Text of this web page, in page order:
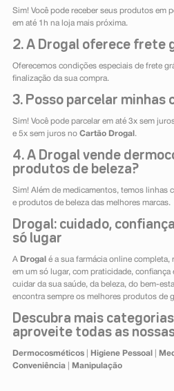
Sim! Você pode receber seus produtos em
em até 1h na loja mais próxima.
2. A Drogal oferece frete
Oferecemos condições especiais de frete
finalização da sua compra.
3. Posso parcelar minhas
Sim! Você pode parcelar em até 3x sem
e 5x sem juros no Cartão Drogal .
4. A Drogal vende
produtos de beleza?
Sim! Além de medicamentos, temos linhas
e produtos de beleza das melhores marcas.
Drogal: cuidado,
só lugar
A Drogal é a sua farmácia online
em um só lugar, com praticidade, confiança
cuidar da sua saúde, da beleza, do bem-
encontra sempre os melhores produtos de
Descubra mais
aproveite todas as
Dermocosméticos| Higiene Pessoal
Conveniência| Manipulação